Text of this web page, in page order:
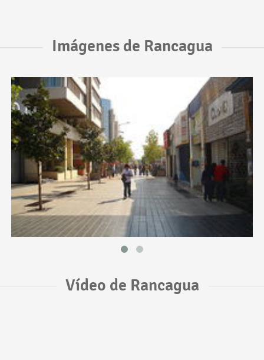
Imágenes de Rancagua
Vídeo de Rancagua